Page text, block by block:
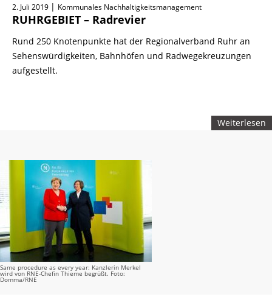
2. Juli 2019 | Kommunales Nachhaltigkeitsmanagement
RUHRGEBIET – Radrevier
Rund 250 Knotenpunkte hat der Regionalverband Ruhr an
Sehenswürdigkeiten, Bahnhöfen und Radwegekreuzungen
aufgestellt.
Weiterlesen
Same procedure as every year: Kanzlerin Merkel
wird von RNE-Chefin Thieme begrüßt. Foto:
Domma/RNE